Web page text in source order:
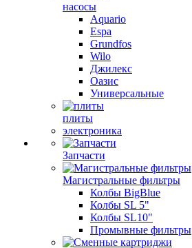
насосы
Aquario
Espa
Grundfos
Wilo
Джилекс
Оазис
Универсальные
плиты
электроника
Запчасти
Магистральные фильтры
Колбы BigBlue
Колбы SL 5"
Колбы SL10"
Промывные фильтры